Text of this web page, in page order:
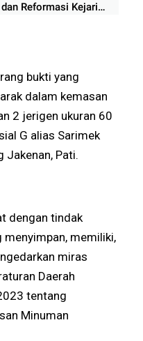
Reformasi Kejari
bukti yang
dalam kemasan
2 jerigen ukuran 60
G alias Sarimek
Jakenan, Pati.
dengan tindak
menyimpan, memiliki,
miras
Daerah
tentang
Minuman